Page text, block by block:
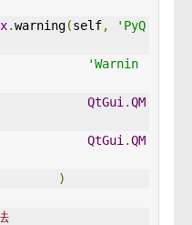
.warning(self,
'PyQ
'Warnin
QtGui .QM
QtGui .QM
)